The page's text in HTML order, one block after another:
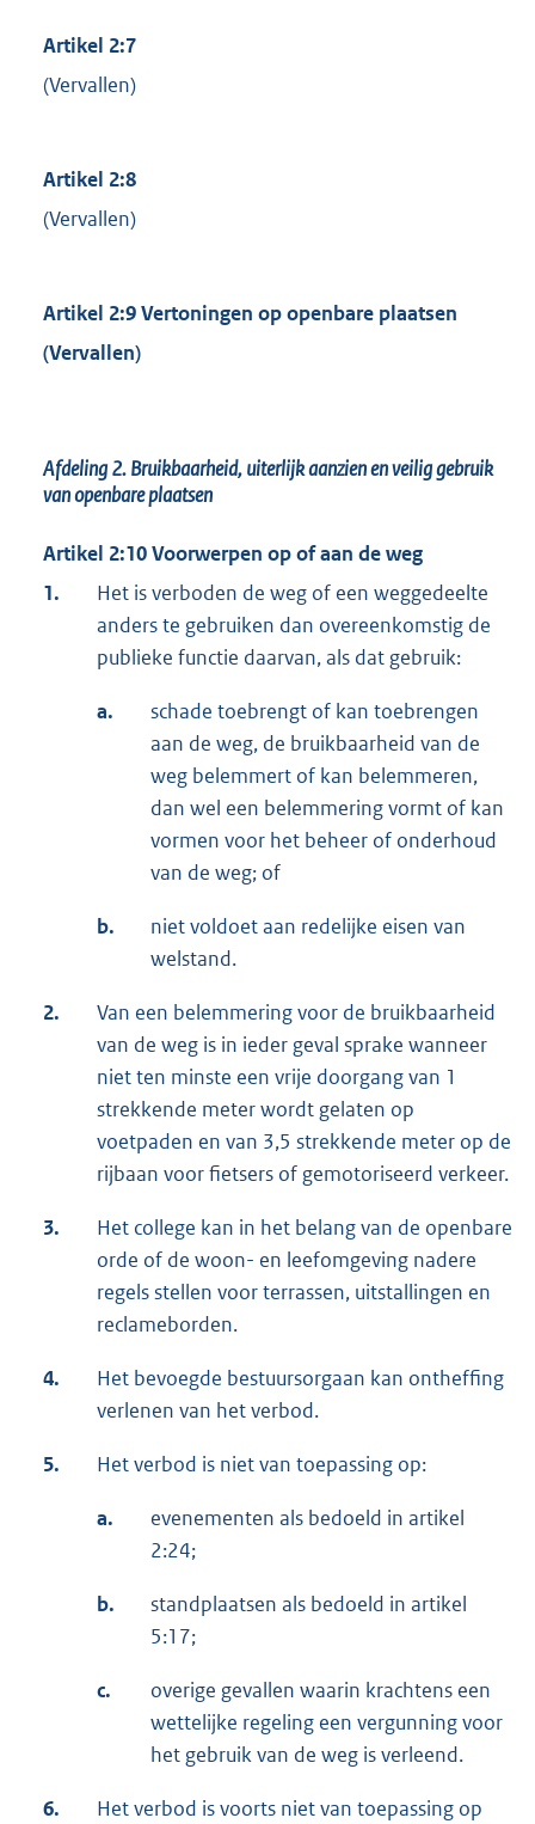
Artikel 2:7
(Vervallen)
Artikel 2:8
(Vervallen)
Artikel 2:9 Vertoningen op openbare plaatsen
(Vervallen)
Afdeling 2.Bruikbaarheid, uiterlijk aanzien en veilig gebruik
van openbare plaatsen
Artikel 2:10 Voorwerpen op of aan de weg
1.
Het is verboden de weg of een weggedeelte
anders te gebruiken dan overeenkomstig de
publieke functie daarvan, als dat gebruik:
a.
schade toebrengt of kan toebrengen
aan de weg, de bruikbaarheid van de
weg belemmert of kan belemmeren,
dan wel een belemmering vormt of kan
vormen voor het beheer of onderhoud
van de weg; of
b.
niet voldoet aan redelijke eisen van
welstand.
2.
Van een belemmering voor de bruikbaarheid
van de weg is in ieder geval sprake wanneer
niet ten minste een vrije doorgang van 1
strekkende meter wordt gelaten op
voetpaden en van 3,5 strekkende meter op de
rijbaan voor fietsers of gemotoriseerd verkeer.
3.
Het college kan in het belang van de openbare
orde of de woon- en leefomgeving nadere
regels stellen voor terrassen, uitstallingen en
reclameborden.
4.
Het bevoegde bestuursorgaan kan ontheffing
verlenen van het verbod.
5. Het verbod is niet van toepassing op:
a.
evenementen als bedoeld in artikel
2:24;
b.
standplaatsen als bedoeld in artikel
5:17;
c.
overige gevallen waarin krachtens een
wettelijke regeling een vergunning voor
het gebruik van de weg is verleend.
6. Het verbod is voorts niet van toepassing op